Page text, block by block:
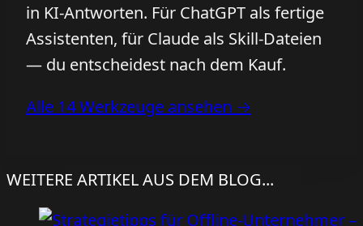
in KI-Antworten. Für ChatGPT als fertige
Assistenten, für Claude als Skill-Dateien
— du entscheidest nach dem Kauf.
Alle 14 Werkzeuge ansehen →
WEITERE ARTIKEL AUS DEM BLOG...